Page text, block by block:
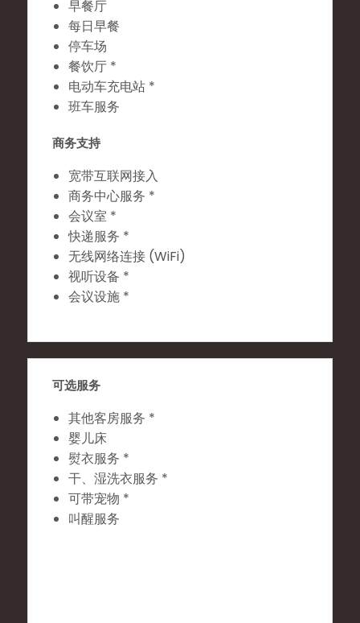
早餐厅
每日早餐
停车场
餐饮厅 *
电动车充电站 *
班车服务
商务支持
宽带互联网接入
商务中心服务 *
会议室 *
快递服务 *
无线网络连接 (WiFi)
视听设备 *
会议设施 *
可选服务
其他客房服务 *
婴儿床
熨衣服务 *
干、湿洗衣服务 *
可带宠物 *
叫醒服务